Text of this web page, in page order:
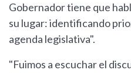
Gobernador tiene que
su lugar: identificando
agenda legislativa".
"Fuimos a escuchar el